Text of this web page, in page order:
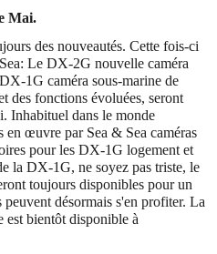
Mai.
des nouveautés. Cette fois-ci
Le DX-2G nouvelle caméra
1G caméra sous-marine de
des fonctions évoluées, seront
Inhabituel dans le monde
en œuvre par Sea & Sea caméras
pour les DX-1G logement et
la DX-1G, ne soyez pas triste, le
toujours disponibles pour un
peuvent désormais s'en profiter. La
est bientôt disponible à